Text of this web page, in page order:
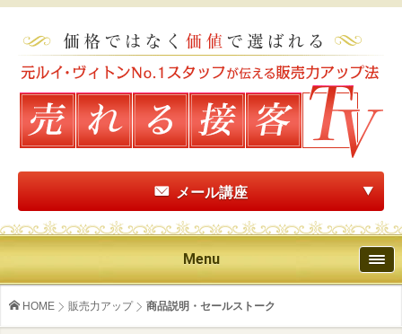
メール講座
Menu
HOME 販売力アップ 商品説明・セールストーク